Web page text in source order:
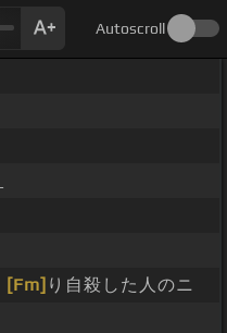
Autoscroll
[Fm] り自殺した人のニ